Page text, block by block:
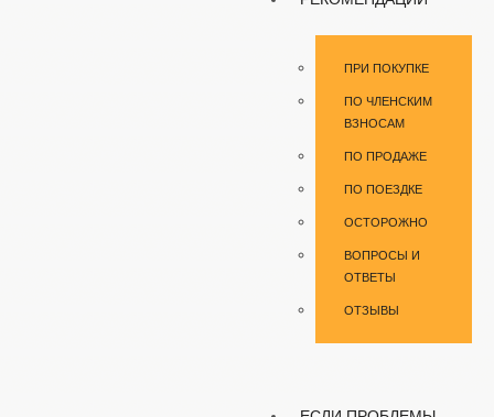
ПРИ ПОКУПКЕ
ПО ЧЛЕНСКИМ
ВЗНОСАМ
ПО ПРОДАЖЕ
ПО ПОЕЗДКЕ
ОСТОРОЖНО
ВОПРОСЫ И
ОТВЕТЫ
ОТЗЫВЫ